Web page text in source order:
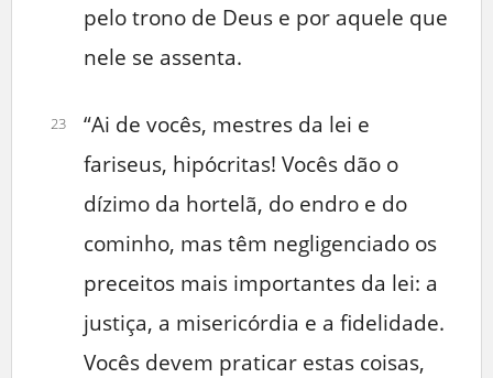
pelo trono de Deus e por aquele que
nele se assenta.
23
“Ai de vocês, mestres da lei e
fariseus, hipócritas! Vocês dão o
dízimo da hortelã, do endro e do
cominho, mas têm negligenciado os
preceitos mais importantes da lei: a
justiça, a misericórdia e a fidelidade.
Vocês devem praticar estas coisas,